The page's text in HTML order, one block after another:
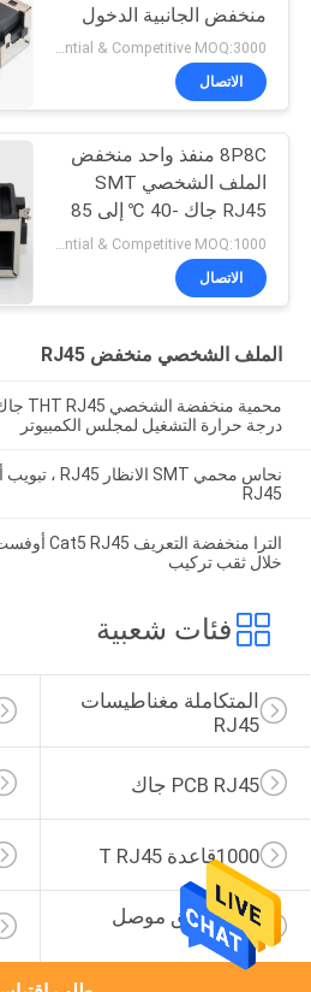
منخفض الجانبية الدخول
بنفايات المتوافقة
Preferential & Competitive MOQ:3000
الاتصال
8P8C منفذ واحد منخفض
الملف الشخصي SMT
RJ45 جاك -40 ℃ إلى 85
℃ درجة حرارة التشغيل
Preferential & Competitive MOQ:1000
الاتصال
الملف الشخصي منخفض RJ45
درجة حرارة التشغيل لمجلس الكمبيوتر
RJ45
خلال ثقب تركيب
فئات شعبية
المتكاملة مغناطيسات
RJ45
PCB RJ45 جاك
1000قاعدة T RJ45
زاوية الحق موصل
RJ45